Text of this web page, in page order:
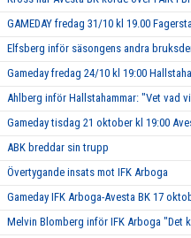
GAMEDAY fredag 31/10 kl 19.00
Elfsberg inför säsongens andra
Gameday fredag 24/10 kl 19:00
Ahlberg inför Hallstahammar: "Vet vad
Gameday tisdag 21 oktober kl 19:00
ABK breddar sin trupp
Övertygande insats mot IFK Arboga
Gameday IFK Arboga-Avesta BK 17
Melvin Blomberg inför IFK Arboga "Det